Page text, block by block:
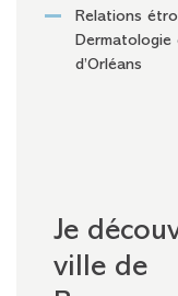
Relations
Dermatologie
d’Orléans
Je
ville de